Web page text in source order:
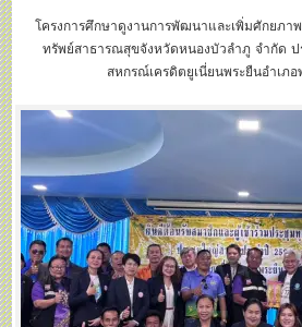
โครงการศึกษาดูงานการพัฒนาและเพิ่มศักยภ
ทรัพย์สาธารณสุขจังหวัดหนองบัวลำภู จำกัด
สหกรณ์เครดิตยูเนี่ยนพระยืนอำเภ